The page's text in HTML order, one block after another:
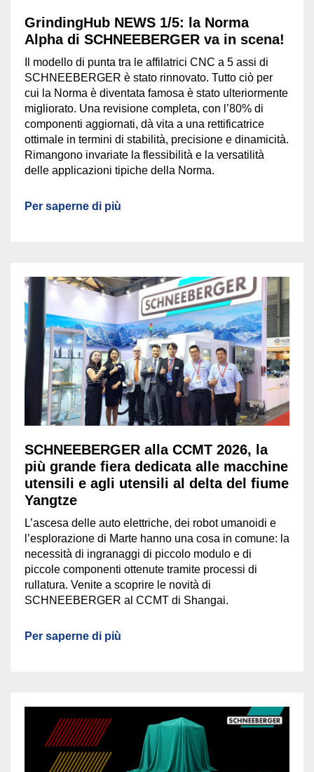
GrindingHub NEWS 1/5: la Norma
Alpha di SCHNEEBERGER va in scena!
Il modello di punta tra le affilatrici CNC a 5 assi di
SCHNEEBERGER è stato rinnovato. Tutto ciò per
cui la Norma è diventata famosa è stato ulteriormente
migliorato. Una revisione completa, con l’80% di
componenti aggiornati, dà vita a una rettificatrice
ottimale in termini di stabilità, precisione e dinamicità.
Rimangono invariate la flessibilità e la versatilità
delle applicazioni tipiche della Norma.
Per saperne di più
SCHNEEBERGER alla CCMT 2026, la
più grande fiera dedicata alle macchine
utensili e agli utensili al delta del fiume
Yangtze
L’ascesa delle auto elettriche, dei robot umanoidi e
l’esplorazione di Marte hanno una cosa in comune: la
necessità di ingranaggi di piccolo modulo e di
piccole componenti ottenute tramite processi di
rullatura. Venite a scoprire le novità di
SCHNEEBERGER al CCMT di Shangai.
Per saperne di più